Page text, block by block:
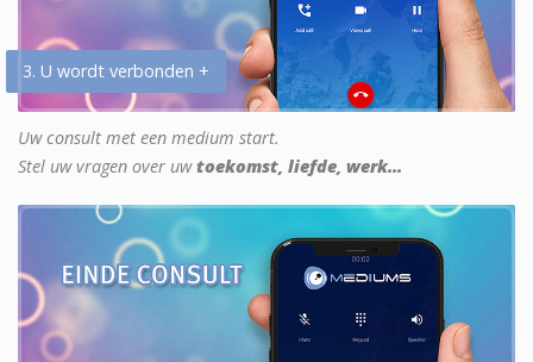
3. U wordt verbonden +
Uw consult met een medium start.
Stel uw vragen over uwtoekomst, liefde, werk...